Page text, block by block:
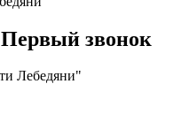
звонок
Лебедяни"